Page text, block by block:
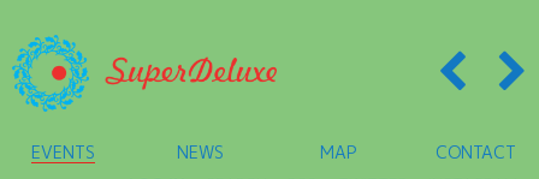
EVENTS NEWS MAP CONTACT